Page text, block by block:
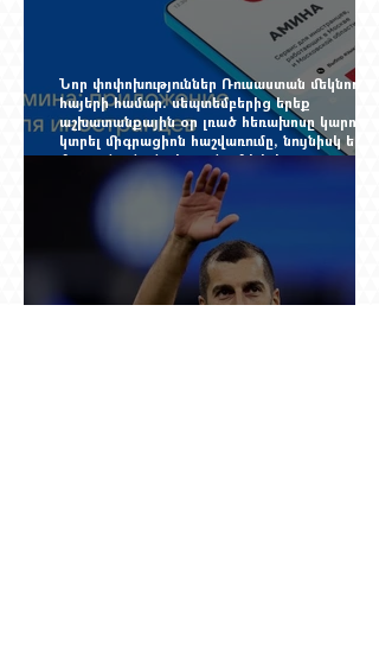
Նոր փոփոխություններ Ռուսաստան մեկնող
հայերի համար. սեպտեմբերից երեք
աշխատանքային օր լռած հեռախոսը կարող է
կտրել միգրացիոն հաշվառումը, նույնիսկ երբ
մարդը նույն բնակարանում է և իր
փաստաթղթերը կարգին են